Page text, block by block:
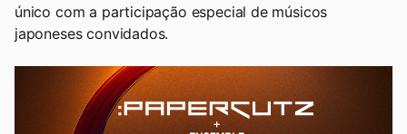
único com a participação especial de músicos
japoneses convidados.